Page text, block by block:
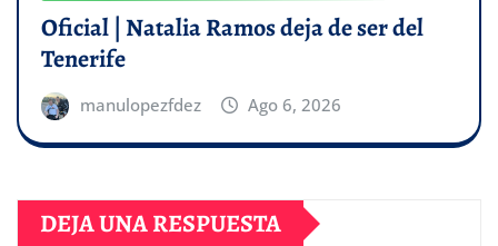
Oficial | Natalia Ramos deja de ser del
Tenerife
manulopezfdez Ago 6, 2026
DEJA UNA RESPUESTA